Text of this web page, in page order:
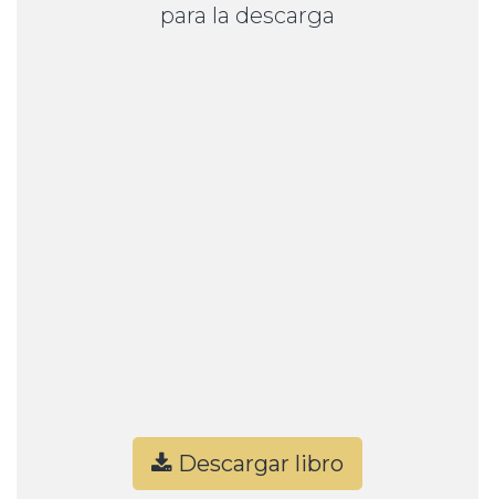
para la descarga
Descargar libro